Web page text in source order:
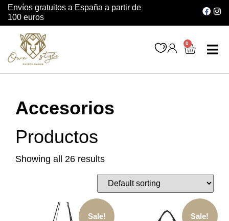
Envíos gratuitos a España a partir de
100 euros
0
Accesorios
Productos
Showing all 26 results
Sale! Sale!